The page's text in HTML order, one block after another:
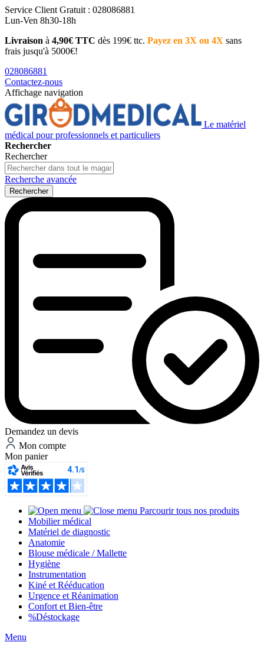
Service Client Gratuit : 028086881
Lun-Ven 8h30-18h
Livraison à 4,90€ TTC dès 199€ ttc. Payez en 3X ou 4X sans
frais jusqu'à 5000€!
028086881
Contactez-nous
Affichage navigation
Le matériel
médical pour professionnels et particuliers
Rechercher
Rechercher
Recherche avancée
Rechercher
Demandez un devis
Mon compte
Mon panier
Parcourir tous nos produits
Mobilier médical
Matériel de diagnostic
Anatomie
Blouse médicale / Mallette
Hygiène
Instrumentation
Kiné et Rééducation
Urgence et Réanimation
Confort et Bien-être
%Déstockage
Menu